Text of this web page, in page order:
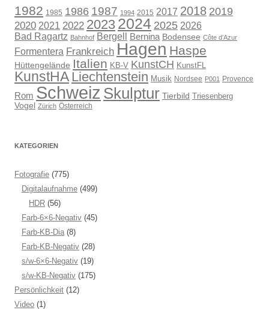
1982 1985 1986 1987 1994 2015 2017 2018 2019
2020 2021 2022 2023 2024 2025 2026
Bad Ragartz Bahnhof Bergell Bernina Bodensee Côte d’Azur
Formentera Frankreich Hagen Haspe
Hüttengelände Italien KB-V KunstCH KunstFL
KunstHA Liechtenstein Musik Nordsee P001 Provence
Rom Schweiz Skulptur Tierbild Triesenberg
Vogel
Zürich Österreich
KATEGORIEN
Fotografie (775)
Digitalaufnahme (499)
HDR (56)
Farb-6×6-Negativ (45)
Farb-KB-Dia (8)
Farb-KB-Negativ (28)
s/w-6×6-Negativ (19)
s/w-KB-Negativ (175)
Persönlichkeit (12)
Video (1)